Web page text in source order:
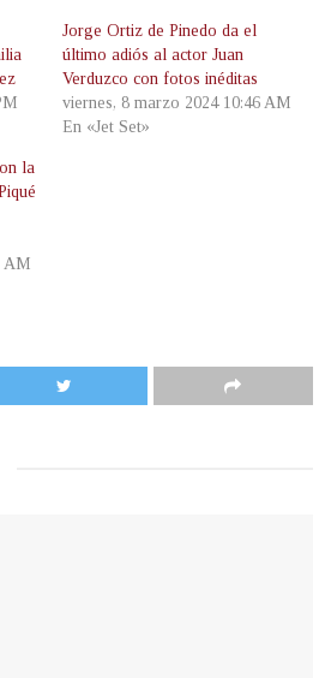
Jorge Ortiz de Pinedo da el
último adiós al actor Juan
Verduzco con fotos inéditas
viernes, 8 marzo 2024 10:46 AM
En «Jet Set»
la
AM